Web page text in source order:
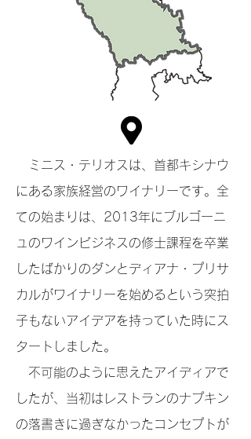
ミニス・テリオスは、首都キシナウ
にある家族経営のワイナリーです。全
ての始まりは、2013年にブルゴーニ
ュのワインビジネスの修士課程を卒業
したばかりのダンとディアナ・プリサ
カルがワイナリーを始めるという突拍
子もないアイデアを持っていた時にス
タートしました。
不可能のように思えたアイディアで
したが、当初はレストランのナプキン
の落書きに過ぎなかったコンセプトが